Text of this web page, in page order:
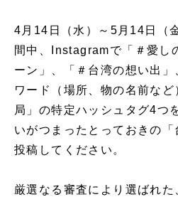
4月14日（水）～5月14日（
間中、Instagramで「＃愛し
ーン」、「＃台湾の想い出
ワード（場所、物の名前な
局」の特定ハッシュタグ4つ
いがつまったとっておきの
投稿してください。
厳選なる審査により選ばれ